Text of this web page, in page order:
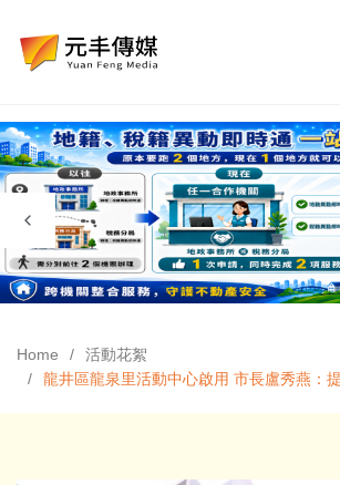
Home
活動花絮
龍井區龍泉里活動中心啟用 市長盧秀燕：